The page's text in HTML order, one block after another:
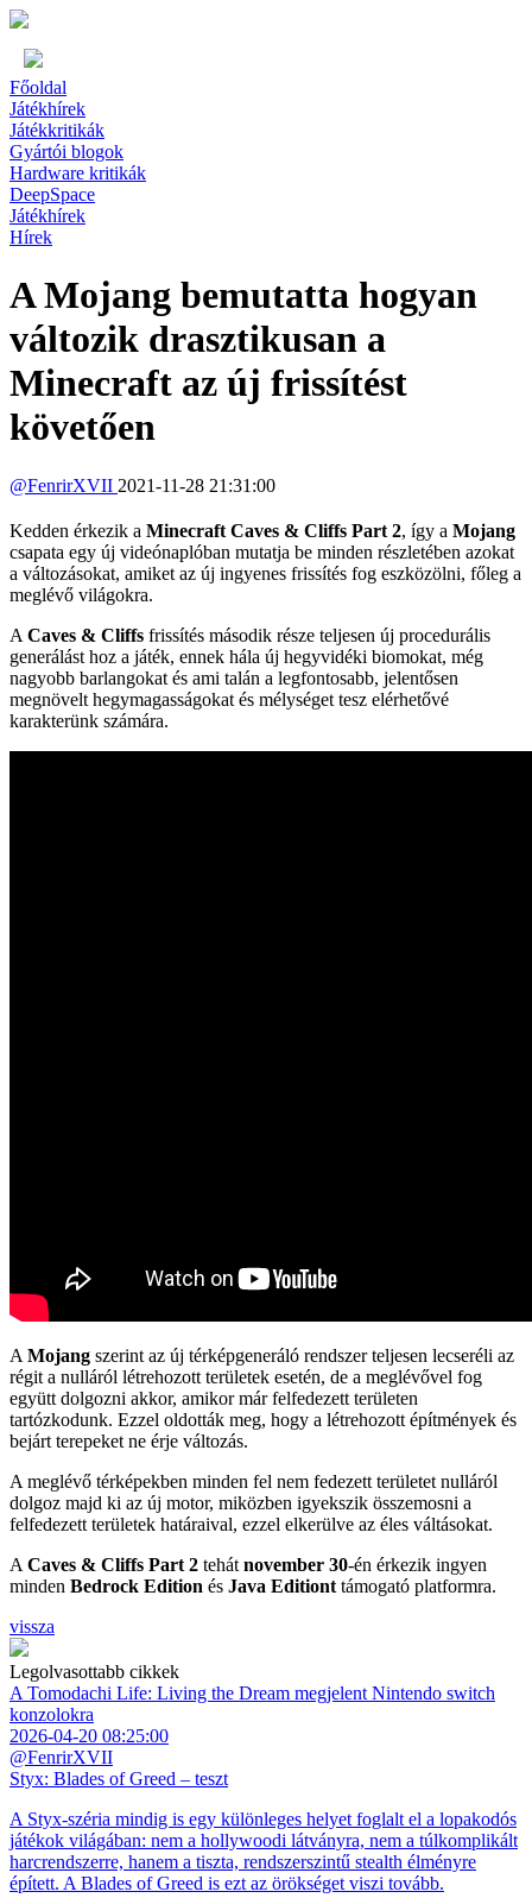
Főoldal
Játékhírek
Játékkritikák
Gyártói blogok
Hardware kritikák
DeepSpace
Játékhírek
Hírek
A Mojang bemutatta hogyan
változik drasztikusan a
Minecraft az új frissítést
követően
@FenrirXVII 2021-11-28 21:31:00
Kedden érkezik a Minecraft Caves & Cliffs Part 2, így a Mojang
csapata egy új videónaplóban mutatja be minden részletében azokat
a változásokat, amiket az új ingyenes frissítés fog eszközölni, főleg a
meglévő világokra.
A Caves & Cliffs frissítés második része teljesen új procedurális
generálást hoz a játék, ennek hála új hegyvidéki biomokat, még
nagyobb barlangokat és ami talán a legfontosabb, jelentősen
megnövelt hegymagasságokat és mélységet tesz elérhetővé
karakterünk számára.
A Mojang szerint az új térképgeneráló rendszer teljesen lecseréli az
régit a nulláról létrehozott területek esetén, de a meglévővel fog
együtt dolgozni akkor, amikor már felfedezett területen
tartózkodunk. Ezzel oldották meg, hogy a létrehozott építmények és
bejárt terepeket ne érje változás.
A meglévő térképekben minden fel nem fedezett területet nulláról
dolgoz majd ki az új motor, miközben igyekszik összemosni a
felfedezett területek határaival, ezzel elkerülve az éles váltásokat.
A Caves & Cliffs Part 2 tehát november 30-én érkezik ingyen
minden Bedrock Edition és Java Editiont támogató platformra.
vissza
Legolvasottabb cikkek
A Tomodachi Life: Living the Dream megjelent Nintendo switch
konzolokra
2026-04-20 08:25:00
@FenrirXVII
Styx: Blades of Greed – teszt
A Styx-széria mindig is egy különleges helyet foglalt el a lopakodós
játékok világában: nem a hollywoodi látványra, nem a túlkomplikált
harcrendszerre, hanem a tiszta, rendszerszintű stealth élményre
épített. A Blades of Greed is ezt az örökséget viszi tovább.